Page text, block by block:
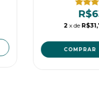
2 x de
COMPRAR